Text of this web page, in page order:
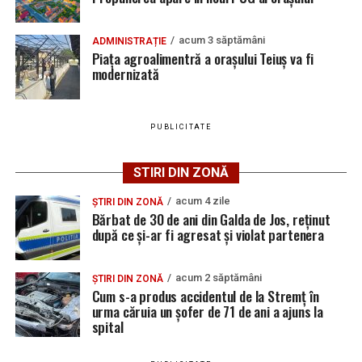
Locuri de muncă în Sântimbru, disponibile la 4
august 2026. AJOFM Alba a publicat lista posturilor
vacante
Locuri de muncă în Galda de Jos, disponibile la 4
august 2026. AJOFM Alba a publicat lista posturilor
vacante
Bărbat de 30 de ani din Galda de Jos, reținut după
ce și-ar fi agresat și violat partenera
Adaugă teiusinfo.ro ca sursă
preferată pe Google
Urmărește Ziarul Unirea pe Social Media
YouTube Instagram WhatsApp Facebook
Ultimele știri din Teiuș
Jaf de peste 300.000 de euro, la Teiuș. Familia
ADMINISTRAȚIE acum 3 săptămâni
Piața agroalimentră a orașului Teiuș va fi
modernizată
PUBLICITATE
STIRI DIN ZONĂ
ȘTIRI DIN ZONĂ acum 4 zile
Bărbat de 30 de ani din Galda de Jos, reținut
după ce și-ar fi agresat și violat partenera
ȘTIRI DIN ZONĂ acum 2 săptămâni
Cum s-a produs accidentul de la Stremț în
urma căruia un șofer de 71 de ani a ajuns la
spital